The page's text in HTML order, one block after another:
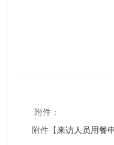
附件：
附件【来访人员用餐